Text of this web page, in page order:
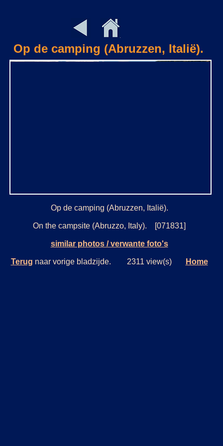
Op de camping (Abruzzen, Italië).
Op de camping (Abruzzen, Italië).
On the campsite (Abruzzo, Italy). [071831]
similar photos / verwante foto's
Terug naar vorige bladzijde. 2311 view(s) Home